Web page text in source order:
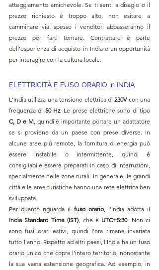
atteggiamento amichevole. Se ti senti a disagio o il
prezzo richiesto è troppo alto, non esitare a
camminare via: spesso i venditori abbasseranno il
prezzo per farti tornare. Contrattare è parte
dell’esperienza di acquisto in India e un'opportunità
per interagire con la cultura locale.
ELETTRICITÀ E FUSO ORARIO in INDIA
L'India utilizza una tensione elettrica di 230V con una
frequenza di 50 Hz
C, D e M, quindi è importante portare un adattatore
se si proviene da un paese con prese diverse. In
alcune aree più remote, la fornitura di energia può
essere instabile o intermittente, quindi è
consigliabile essere preparati in caso di interruzioni,
specialmente nelle zone rurali. In generale, le grandi
città e le aree turistiche hanno una rete elettrica ben
sviluppata.
Per quanto riguarda il fuso orario
India Standard Time (IST) , che è UTC+5:30. Non ci
sono fusi orari estivi, quindi l'ora rimane invariata
tutto l'anno. Rispetto ad altri paesi, l'India ha un fuso
orario unico che copre l'intero territorio, nonostante
la sua vasta estensione geografica. Ad esempio, in